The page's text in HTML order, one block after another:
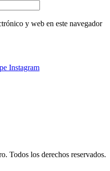
y web en este navegador
Instagram
Todos los derechos reservados.